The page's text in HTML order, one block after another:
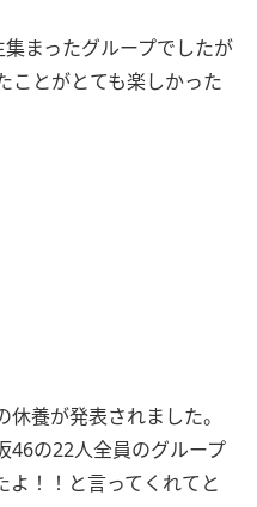
まったグループでしたが
ことがとても楽しかった
養が発表されました。
46の22人全員のグループ
よ！！と言ってくれてと